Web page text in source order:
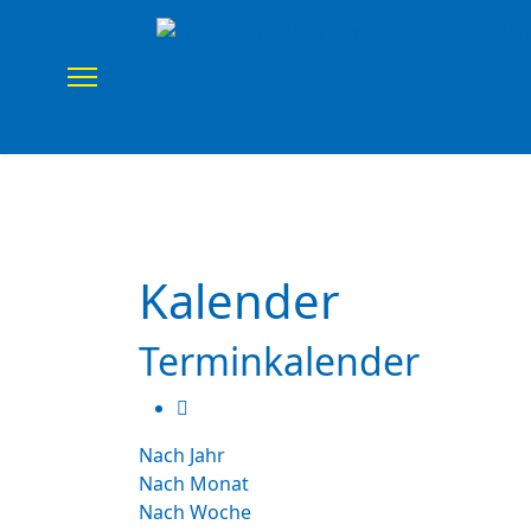
Kalender
Terminkalender
Nach Jahr
Nach Monat
Nach Woche